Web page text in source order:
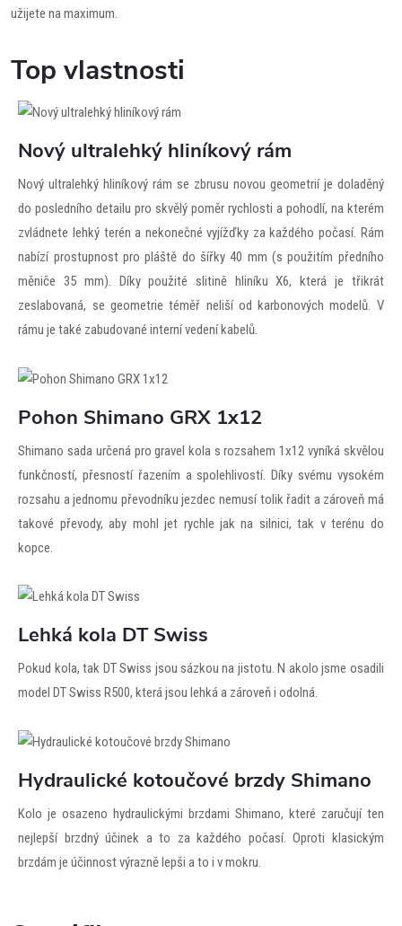
užijete na maximum.
Top vlastnosti
Nový ultralehký hliníkový rám
Nový ultralehký hliníkový rám se zbrusu novou geometrií je doladěný
do posledního detailu pro skvělý poměr rychlosti a pohodlí, na kterém
zvládnete lehký terén a nekonečné vyjížďky za každého počasí. Rám
nabízí prostupnost pro pláště do šířky 40 mm (s použitím předního
měniče 35 mm). Díky použité slitině hliníku X6, která je třikrát
zeslabovaná, se geometrie téměř neliší od karbonových modelů. V
rámu je také zabudované interní vedení kabelů.
Pohon Shimano GRX 1x12
Shimano sada určená pro gravel kola s rozsahem 1x12 vyníká skvělou
funkčností, přesností řazením a spolehlivostí. Díky svému vysokém
rozsahu a jednomu převodníku jezdec nemusí tolik řadit a zároveň má
takové převody, aby mohl jet rychle jak na silnici, tak v terénu do
kopce.
Lehká kola DT Swiss
Pokud kola, tak DT Swiss jsou sázkou na jistotu. N akolo jsme osadili
model DT Swiss R500, která jsou lehká a zároveň i odolná.
Hydraulické kotoučové brzdy Shimano
Kolo je osazeno hydraulickými brzdami Shimano, které zaručují ten
nejlepší brzdný účinek a to za každého počasí. Oproti klasickým
brzdám je účinnost výrazně lepši a to i v mokru.